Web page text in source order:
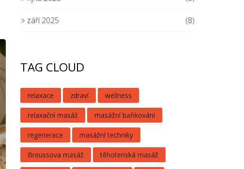
září 2025 (8)
TAG CLOUD
relaxace zdraví wellness
relaxační masáž masážní baňkování
regenerace masážní techniky
Breussova masáž těhotenská masáž